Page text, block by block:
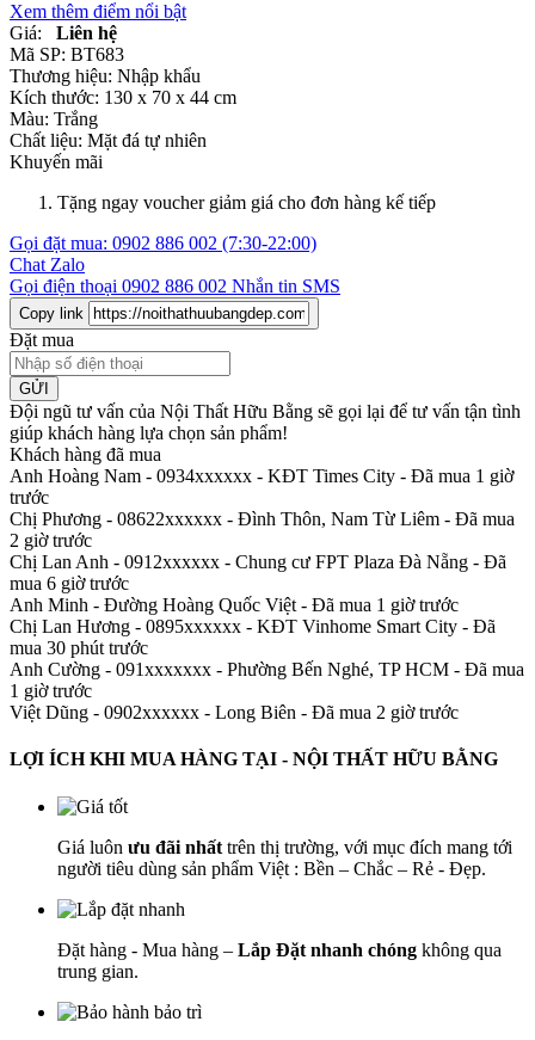
Xem thêm điểm nổi bật
Giá:
Liên hệ
Mã SP: BT683
Thương hiệu: Nhập khẩu
Kích thước: 130 x 70 x 44 cm
Màu: Trắng
Chất liệu: Mặt đá tự nhiên
Khuyến mãi
Tặng ngay voucher giảm giá cho đơn hàng kế tiếp
Gọi đặt mua: 0902 886 002 (7:30-22:00)
Chat Zalo
Gọi điện thoại 0902 886 002 Nhắn tin SMS
Copy link
Đặt mua
GỬI
Đội ngũ tư vấn của Nội Thất Hữu Bằng sẽ gọi lại để tư vấn tận tình
giúp khách hàng lựa chọn sản phẩm!
Khách hàng đã mua
Anh Hoàng Nam - 0934xxxxxx - KĐT Times City - Đã mua 1 giờ
trước
Chị Phương - 08622xxxxxx - Đình Thôn, Nam Từ Liêm - Đã mua
2 giờ trước
Chị Lan Anh - 0912xxxxxx - Chung cư FPT Plaza Đà Nẵng - Đã
mua 6 giờ trước
Anh Minh - Đường Hoàng Quốc Việt - Đã mua 1 giờ trước
Chị Lan Hương - 0895xxxxxx - KĐT Vinhome Smart City - Đã
mua 30 phút trước
Anh Cường - 091xxxxxxx - Phường Bến Nghé, TP HCM - Đã mua
1 giờ trước
Việt Dũng - 0902xxxxxx - Long Biên - Đã mua 2 giờ trước
LỢI ÍCH KHI MUA HÀNG TẠI - NỘI THẤT HỮU BẰNG
Giá luôn ưu đãi nhất trên thị trường, với mục đích mang tới
người tiêu dùng sản phẩm Việt : Bền – Chắc – Rẻ - Đẹp.
Đặt hàng - Mua hàng – Lắp Đặt nhanh chóng không qua
trung gian.